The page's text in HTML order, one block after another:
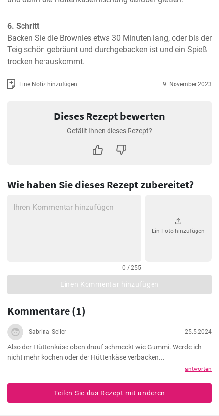
6. Schritt
Backen Sie die Brownies etwa 30 Minuten lang, oder bis der
Teig schön gebräunt und durchgebacken ist und ein Spieß
trocken herauskommt.
Eine Notiz hinzufügen 9. November 2023
Dieses Rezept bewerten
Gefällt Ihnen dieses Rezept?
Wie haben Sie dieses Rezept zubereitet?
0 / 255
Ein Foto hinzufügen
Einen Kommentar hinzufügen
Kommentare (1)
Sabrina_Seiler 25.5.2024
Also der Hüttenkäse oben drauf schmeckt wie Gummi. Werde ich
nicht mehr kochen oder der Hüttenkäse verbacken...
antworten
Teilen Sie das Rezept mit anderen